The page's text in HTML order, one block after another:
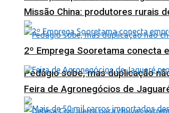
Pedágio sobe, mas duplicação
Missão China: produtores rurais
2º Emprega Sooretama conecta
Feira de Agronegócios de